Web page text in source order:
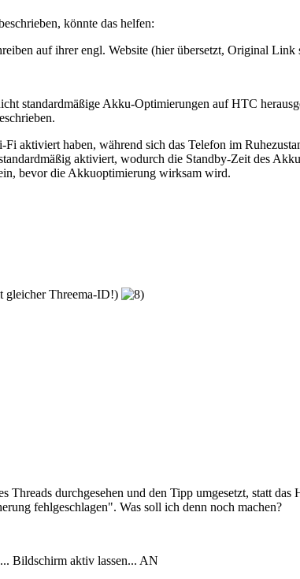
könnte das helfen:
auf ihrer engl. Website (hier übersetzt, Original Link
standardmäßige Akku-Optimierungen auf HTC
aktiviert haben, während sich das Telefon im
aktiviert, wodurch die Standby-Zeit des
bevor die Akkuoptimierung wirksam wird.
gleicher Threema-ID!)
Threads durchgesehen und den Tipp umgesetzt, statt
fehlgeschlagen". Was soll ich denn noch machen?
Bildschirm aktiv lassen... AN